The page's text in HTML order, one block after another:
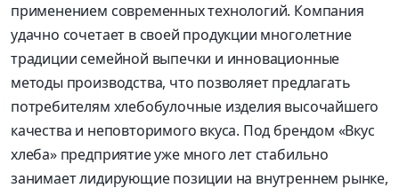
применением современных технологий. Компания
удачно сочетает в своей продукции многолетние
традиции семейной выпечки и инновационные
методы производства, что позволяет предлагать
потребителям хлебобулочные изделия высочайшего
качества и неповторимого вкуса. Под брендом «Вкус
хлеба» предприятие уже много лет стабильно
занимает лидирующие позиции на внутреннем рынке,